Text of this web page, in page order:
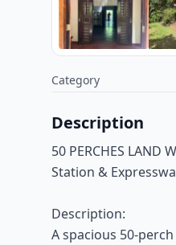
Category
Description
50 PERCHES LAND
Station &
Description:
A spacious 50-